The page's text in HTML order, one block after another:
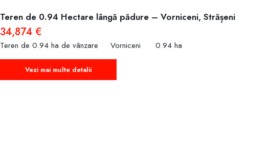
Teren de 0.94 Hectare lângă pădure – Vorniceni, Strășeni
34,874 €
Teren de 0.94 ha de vânzare Vorniceni 0.94 ha
Vezi mai multe detalii